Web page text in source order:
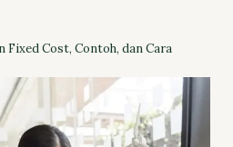
Fixed Cost, Contoh, dan Cara